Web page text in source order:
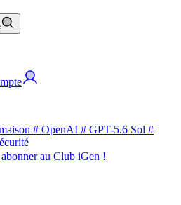
# OpenAI # GPT-5.6 Sol #
au Club iGen !